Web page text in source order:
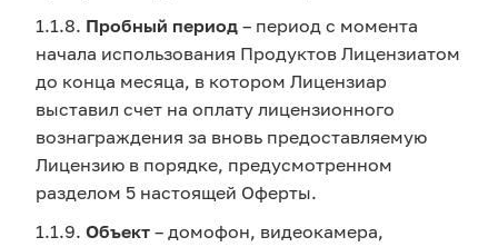
1.1.8. Пробный период – период с момента
начала использования Продуктов Лицензиатом
до конца месяца, в котором Лицензиар
выставил счет на оплату лицензионного
вознаграждения за вновь предоставляемую
Лицензию в порядке, предусмотренном
разделом 5 настоящей Оферты.
1.1.9. Объект – домофон, видеокамера,